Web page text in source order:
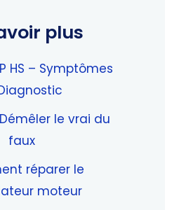
plus
HS – Symptômes
le vrai du
faux
réparer le
moteur